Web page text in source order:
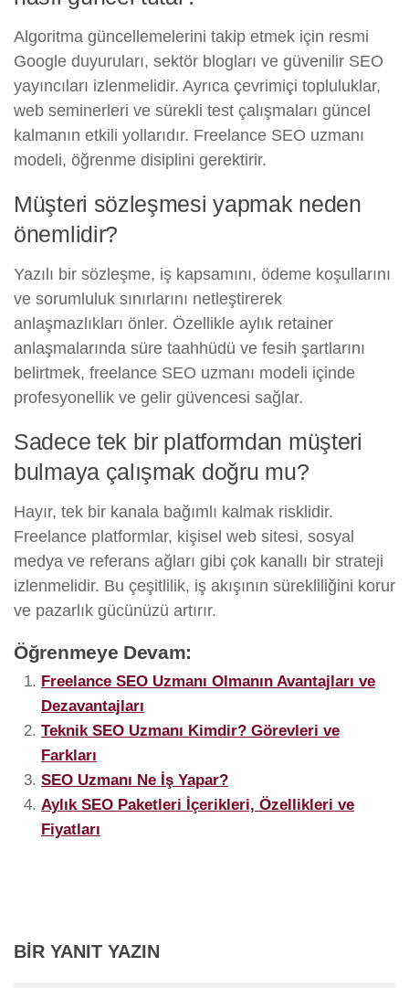
Algoritma güncellemelerini takip etmek için resmi
Google duyuruları, sektör blogları ve güvenilir SEO
yayıncıları izlenmelidir. Ayrıca çevrimiçi topluluklar,
web seminerleri ve sürekli test çalışmaları güncel
kalmanın etkili yollarıdır. Freelance SEO uzmanı
modeli, öğrenme disiplini gerektirir.
Müşteri sözleşmesi yapmak neden
önemlidir?
Yazılı bir sözleşme, iş kapsamını, ödeme koşullarını
ve sorumluluk sınırlarını netleştirerek
anlaşmazlıkları önler. Özellikle aylık retainer
anlaşmalarında süre taahhüdü ve fesih şartlarını
belirtmek, freelance SEO uzmanı modeli içinde
profesyonellik ve gelir güvencesi sağlar.
Sadece tek bir platformdan müşteri
bulmaya çalışmak doğru mu?
Hayır, tek bir kanala bağımlı kalmak risklidir.
Freelance platformlar, kişisel web sitesi, sosyal
medya ve referans ağları gibi çok kanallı bir strateji
izlenmelidir. Bu çeşitlilik, iş akışının sürekliliğini korur
ve pazarlık gücünüzü artırır.
Öğrenmeye Devam:
Freelance SEO Uzmanı Olmanın Avantajları ve
Dezavantajları
Teknik SEO Uzmanı Kimdir? Görevleri ve
Farkları
SEO Uzmanı Ne İş Yapar?
Aylık SEO Paketleri İçerikleri, Özellikleri ve
Fiyatları
BIR YANIT YAZIN